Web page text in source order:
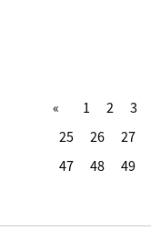
1 2 3
25
26 27
47
48 49